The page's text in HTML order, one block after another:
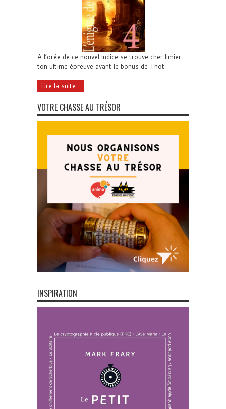
A l’orée de ce nouvel indice se trouve cher limier
ton ultime épreuve avant le bonus de Thot
Lire la suite...
VOTRE CHASSE AU TRÉSOR
INSPIRATION